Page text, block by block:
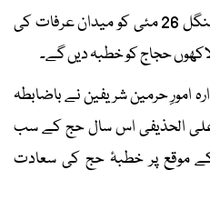
وہ 9 ذی الحج 1447 ہجری بروز منگل 26 مئی کو میدان عرفات کی
حجاج کو خطبہ دیں گے۔
امورِ حرمین شریفین نے باضابطہ
علی الحذیفی اس سال حج کے سب
موقع پر خطبۂ حج کی سعادت